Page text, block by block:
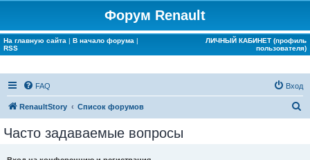
Форум Renault
На главную сайта | В начало форума |
RSS
ЛИЧНЫЙ КАБИНЕТ (профиль
пользователя)
FAQ Вход
RenaultStory Список форумов
Часто задаваемые вопросы